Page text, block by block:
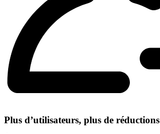
Plus d’utilisateurs, plus de réductions